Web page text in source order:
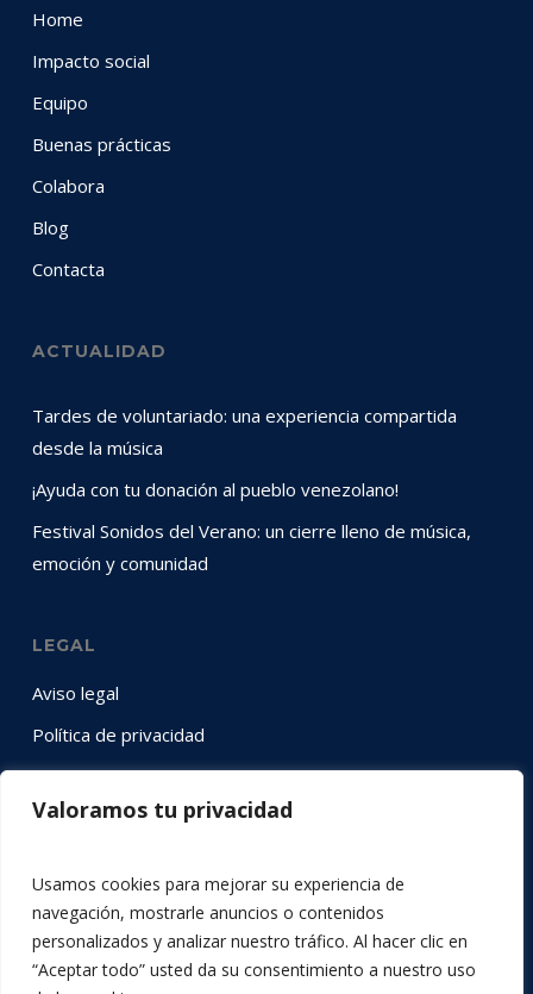
Valoramos tu privacidad
Usamos cookies para mejorar su experiencia de
navegación, mostrarle anuncios o contenidos
personalizados y analizar nuestro tráfico. Al hacer clic en
“Aceptar todo” usted da su consentimiento a nuestro uso
Home
Impacto social
Equipo
Buenas prácticas
Colabora
Blog
Contacta
ACTUALIDAD
Tardes de voluntariado: una experiencia compartida
desde la música
¡Ayuda con tu donación al pueblo venezolano!
Festival Sonidos del Verano: un cierre lleno de música,
emoción y comunidad
LEGAL
Aviso legal
Política de privacidad
Política de cookies
Instagram
YouTube
LinkedIn
Facebook
Twitter